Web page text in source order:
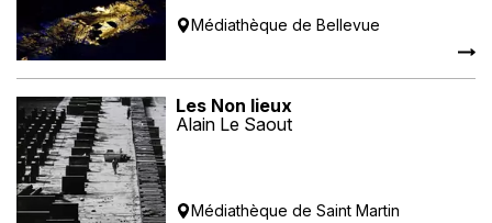
Médiathèque de Bellevue
Les Non lieux
Alain Le Saout
Médiathèque de Saint Martin